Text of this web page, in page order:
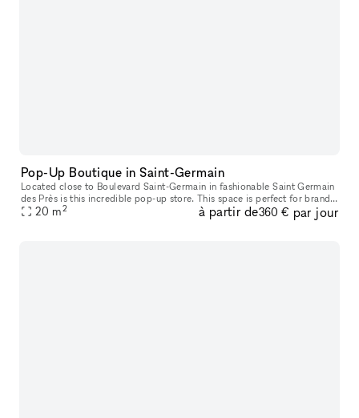
Pop-Up Boutique in Saint-Germain
Located close to Boulevard Saint-Germain in fashionable Saint Germain
des Près is this incredible pop-up store. This space is perfect for brands
to open a Pop-Up Store, Product Launches or Private Sa
20 m2 à partir de360 € par jour